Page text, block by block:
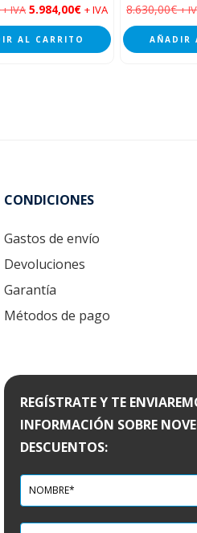
+ IVA 5.984,00€ + IVA
AL CARRITO
8.630,00€ +
AÑADIR
CONDICIONES
Gastos de envío
Devoluciones
Garantía
Métodos de pago
REGÍSTRATE Y TE
INFORMACIÓN SOBRE
DESCUENTOS: